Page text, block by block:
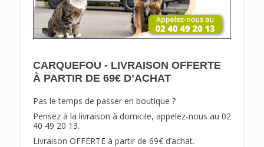
CARQUEFOU - LIVRAISON OFFERTE
À PARTIR DE 69€ D’ACHAT
Pas le temps de passer en boutique ?
Pensez à la livraison à domicile, appelez-nous au 02
40 49 20 13.
Livraison OFFERTE à partir de 69€ d’achat.